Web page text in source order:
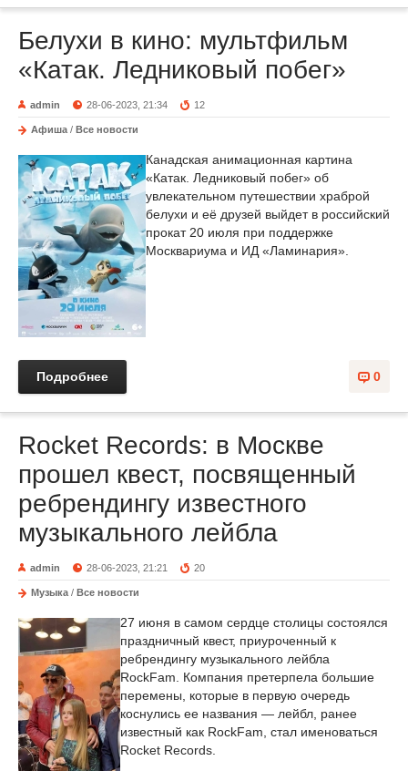
Белухи в кино: мультфильм
«Катак. Ледниковый побег»
admin 28-06-2023, 21:34 12
Афиша / Все новости
Канадская анимационная картина
«Катак. Ледниковый побег» об
увлекательном путешествии храброй
белухи и её друзей выйдет в российский
прокат 20 июля при поддержке
Москвариума и ИД «Ламинария».
0
Подробнее
Rocket Records: в Москве
прошел квест, посвященный
ребрендингу известного
музыкального лейбла
admin 28-06-2023, 21:21 20
Музыка / Все новости
27 июня в самом сердце столицы состоялся
праздничный квест, приуроченный к
ребрендингу музыкального лейбла
RockFam. Компания претерпела большие
перемены, которые в первую очередь
коснулись ее названия — лейбл, ранее
известный как RockFam, стал именоваться
Rocket Records.